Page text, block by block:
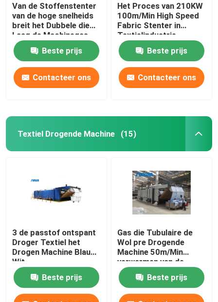
Van de Stoffenstenter
van de hoge snelheids
breit het Dubbele die
Laag de Machinegas
wordt verwarmd voor
Stof
Beste prijs
Contacteer ons
Het Proces van 210KW
100m/Min High Speed
Fabric Stenter in
Textielindustrie
2800mm
Beste prijs
Contacteer ons
Textiel Drogende Machine (15)
3 de passtof ontspant
Droger Textiel het
Drogen Machine Blauw
Wit
Beste prijs
Gas die Tubulaire de
Wol pre Drogende
Machine 50m/Min
verwarmen van de
Stoffen Drogere
MachineBeste prijs